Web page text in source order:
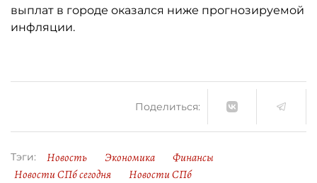
выплат в городе оказался ниже прогнозируемой
инфляции.
Поделиться:
Тэги: Новость Экономика
Финансы
Новости СПб сегодня
Новости СПб